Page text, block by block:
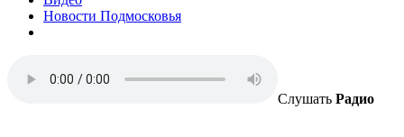
Новости Подмосковья
Слушать Радио